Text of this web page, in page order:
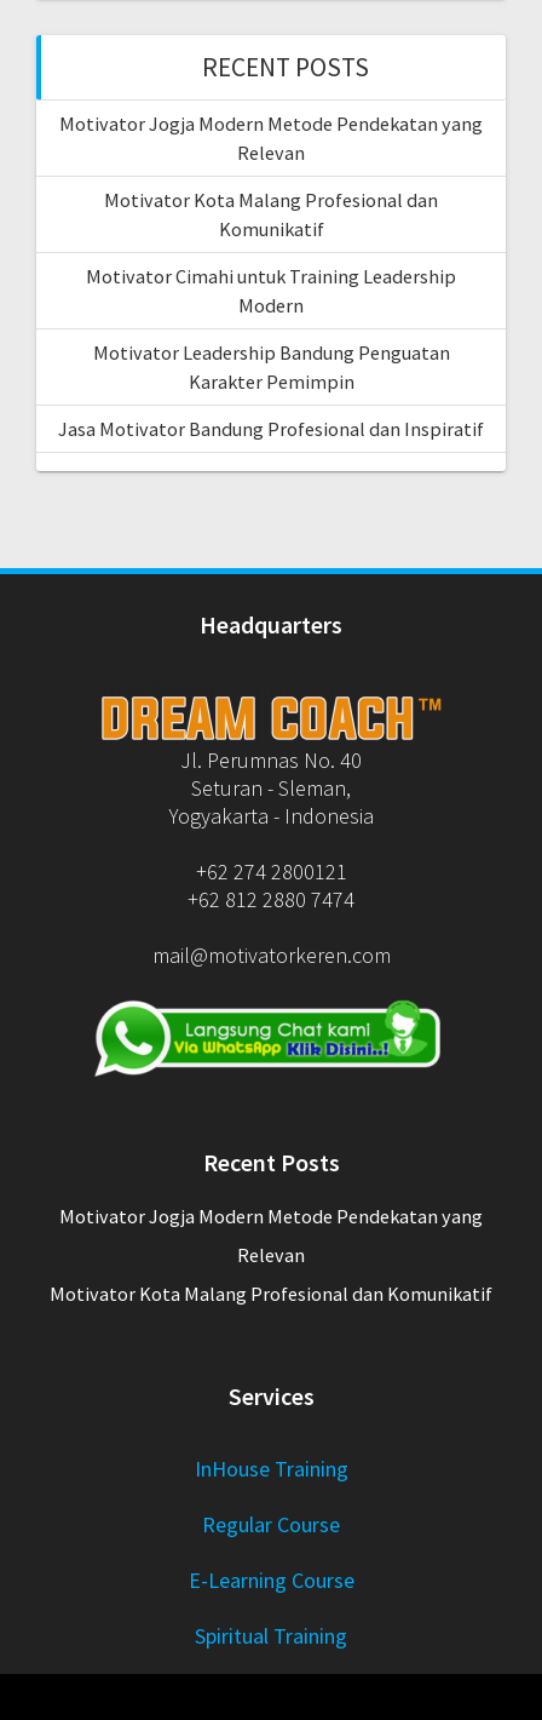
RECENT POSTS
Motivator Jogja Modern Metode Pendekatan yang
Relevan
Motivator Kota Malang Profesional dan
Komunikatif
Motivator Cimahi untuk Training Leadership
Modern
Motivator Leadership Bandung Penguatan
Karakter Pemimpin
Jasa Motivator Bandung Profesional dan Inspiratif
Headquarters
Jl. Perumnas No. 40
Seturan - Sleman,
Yogyakarta - Indonesia
+62 274 2800121
+62 812 2880 7474
mail@motivatorkeren.com
Recent Posts
Motivator Jogja Modern Metode Pendekatan yang
Relevan
Motivator Kota Malang Profesional dan Komunikatif
Services
InHouse Training
Regular Course
E-Learning Course
Spiritual Training